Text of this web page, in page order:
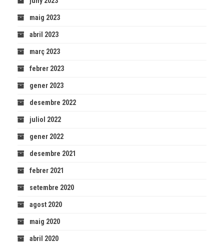
maig 2023
abril 2023
març 2023
febrer 2023
gener 2023
desembre 2022
juliol 2022
gener 2022
desembre 2021
febrer 2021
setembre 2020
agost 2020
maig 2020
abril 2020